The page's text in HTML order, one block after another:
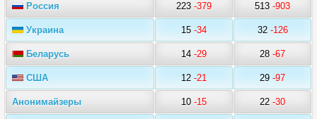
Россия 223 -379 513 -903
Украина 15 -34 32-126
Беларусь 14 -29 28 -67
США 12 -21 29 -97
Анонимайзеры 10 -15 22 -30